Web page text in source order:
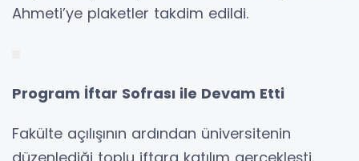
Ahmeti’ye plaketler takdim edildi.
Program İftar Sofrası ile Devam Etti
Fakülte açılışının ardından üniversitenin